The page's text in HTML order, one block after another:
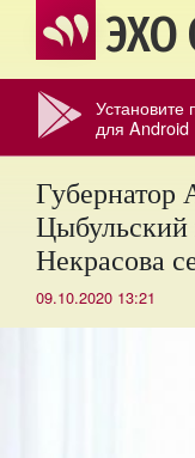
ЭХО
для Android
Губернатор
Цыбульский
Некрасова
09.10.2020 13:21